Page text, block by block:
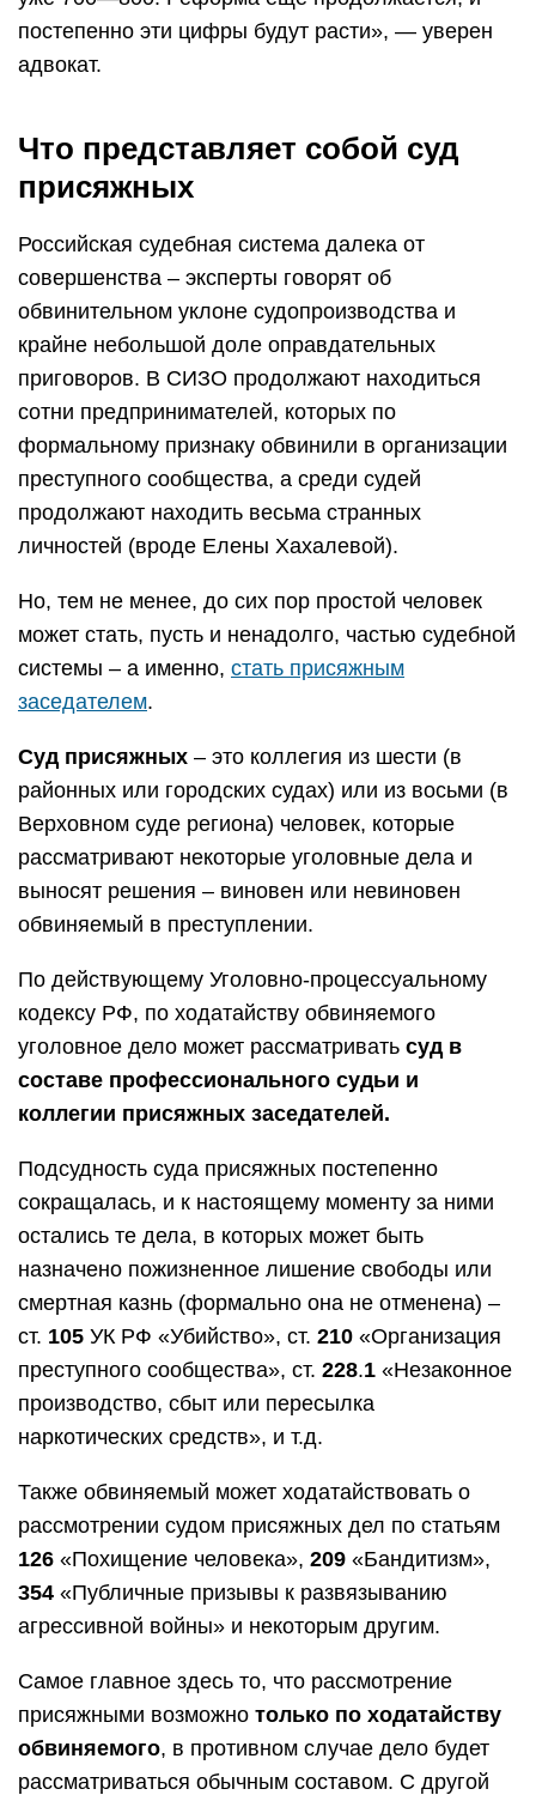
постепенно эти цифры будут расти», — уверен
адвокат.
Что представляет собой суд
присяжных
Российская судебная система далека от
совершенства – эксперты говорят об
обвинительном уклоне судопроизводства и
крайне небольшой доле оправдательных
приговоров. В СИЗО продолжают находиться
сотни предпринимателей, которых по
формальному признаку обвинили в организации
преступного сообщества, а среди судей
продолжают находить весьма странных
личностей (вроде Елены Хахалевой).
Но, тем не менее, до сих пор простой человек
может стать, пусть и ненадолго, частью судебной
системы – а именно, стать присяжным
заседателем.
Суд присяжных – это коллегия из шести (в
районных или городских судах) или из восьми (в
Верховном суде региона) человек, которые
рассматривают некоторые уголовные дела и
выносят решения – виновен или невиновен
обвиняемый в преступлении.
По действующему Уголовно-процессуальному
кодексу РФ, по ходатайству обвиняемого
уголовное дело может рассматривать суд в
составе профессионального судьи и
коллегии присяжных заседателей.
Подсудность суда присяжных постепенно
сокращалась, и к настоящему моменту за ними
остались те дела, в которых может быть
назначено пожизненное лишение свободы или
смертная казнь (формально она не отменена) –
ст. 105 УК РФ «Убийство», ст. 210 «Организация
преступного сообщества», ст. 228.1 «Незаконное
производство, сбыт или пересылка
наркотических средств», и т.д.
Также обвиняемый может ходатайствовать о
рассмотрении судом присяжных дел по статьям
126 «Похищение человека», 209 «Бандитизм»,
354 «Публичные призывы к развязыванию
агрессивной войны» и некоторым другим.
Самое главное здесь то, что рассмотрение
присяжными возможно только по ходатайству
обвиняемого, в противном случае дело будет
рассматриваться обычным составом. С другой